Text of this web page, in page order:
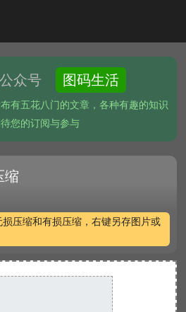
众号 图码生活
有五花八门的文章，各种有趣的知识
您的订阅与参与
缩
损压缩和有损压缩，右键另存图片或